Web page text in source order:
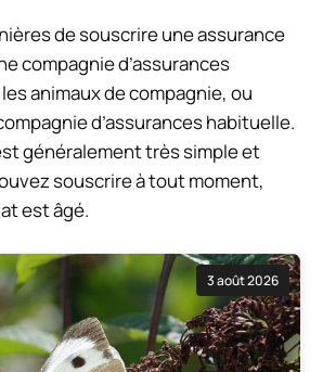
de souscrire une assurance
compagnie d’assurances
animaux de compagnie, ou
d’assurances habituelle.
généralement très simple et
souscrire à tout moment,
est âgé.
3 août 2026